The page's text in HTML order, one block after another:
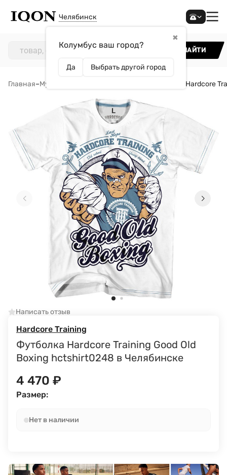
Челябинск
✖
Колумбус ваш город?
Да Выбрать другой город
НАЙТИ
Главная–Мужчинам Футболка Hardcore
Написать отзыв
Hardcore Training
Футболка Hardcore Training Good Old
Boxing hctshirt0248 в Челябинске
4 470 ₽
Размер:
Нет в наличии